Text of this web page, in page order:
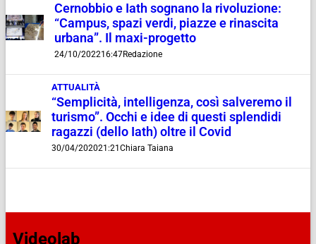
Cernobbio e Iath sognano la rivoluzione:
“Campus, spazi verdi, piazze e rinascita
urbana”. Il maxi-progetto
24/10/202216:47Redazione
ATTUALITÀ
“Semplicità, intelligenza, così salveremo il
turismo”. Occhi e idee di questi splendidi
ragazzi (dello Iath) oltre il Covid
30/04/202021:21Chiara Taiana
Videolab